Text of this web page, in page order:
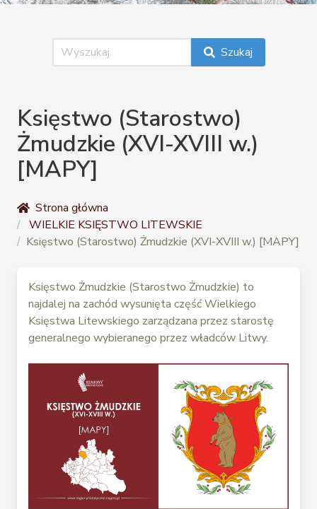
Szukaj
Księstwo (Starostwo)
Żmudzkie (XVI-XVIII w.)
[MAPY]
Strona główna
WIELKIE KSIĘSTWO LITEWSKIE
Księstwo (Starostwo) Żmudzkie (XVI-XVIII w.) [MAPY]
Księstwo Żmudzkie (Starostwo Żmudzkie) to
najdalej na zachód wysunięta część Wielkiego
Księstwa Litewskiego zarządzana przez starostę
generalnego wybieranego przez władców Litwy.